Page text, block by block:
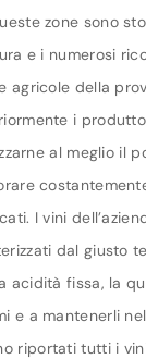
zone sono
e i numerosi
agricole della
i
al meglio il
I vini
dal giusto
acidità fissa, la
e a mantenerli
riportati tutti i vini